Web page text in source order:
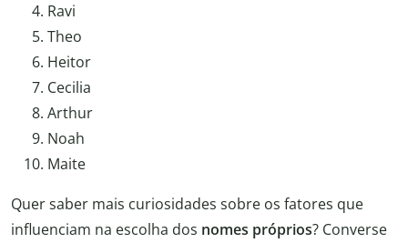
Ravi
Theo
Heitor
Cecilia
Arthur
Noah
Maite
Quer saber mais curiosidades sobre os fatores que
influenciam na escolha dos nomes próprios? Converse